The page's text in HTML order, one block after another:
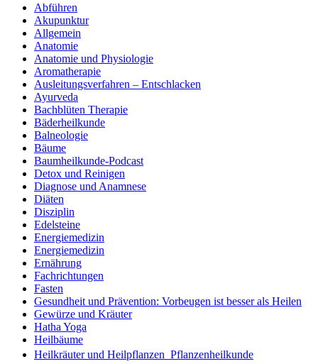
Abführen
Akupunktur
Allgemein
Anatomie
Anatomie und Physiologie
Aromatherapie
Ausleitungsverfahren – Entschlacken
Ayurveda
Bachblüten Therapie
Bäderheilkunde
Balneologie
Bäume
Baumheilkunde-Podcast
Detox und Reinigen
Diagnose und Anamnese
Diäten
Disziplin
Edelsteine
Energiemedizin
Energiemedizin
Ernährung
Fachrichtungen
Fasten
Gesundheit und Prävention: Vorbeugen ist besser als Heilen
Gewürze und Kräuter
Hatha Yoga
Heilbäume
Heilkräuter und Heilpflanzen  Pflanzenheilkunde